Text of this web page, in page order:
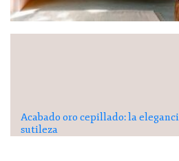
Acabado oro cepillado: la
sutileza